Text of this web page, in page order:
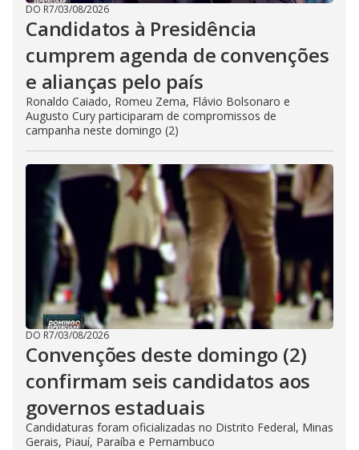
DO R7/03/08/2026
Candidatos à Presidência
cumprem agenda de convenções
e alianças pelo país
Ronaldo Caiado, Romeu Zema, Flávio Bolsonaro e
Augusto Cury participaram de compromissos de
campanha neste domingo (2)
DO R7/03/08/2026
Convenções deste domingo (2)
confirmam seis candidatos aos
governos estaduais
Candidaturas foram oficializadas no Distrito Federal, Minas
Gerais, Piauí, Paraíba e Pernambuco